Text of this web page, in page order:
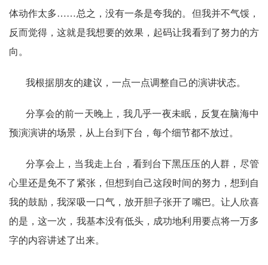
体动作太多……总之，没有一条是夸我的。但我并不气馁，
反而觉得，这就是我想要的效果，起码让我看到了努力的方
向。
我根据朋友的建议，一点一点调整自己的演讲状态。
分享会的前一天晚上，我几乎一夜未眠，反复在脑海中
预演演讲的场景，从上台到下台，每个细节都不放过。
分享会上，当我走上台，看到台下黑压压的人群，尽管
心里还是免不了紧张，但想到自己这段时间的努力，想到自
我的鼓励，我深吸一口气，放开胆子张开了嘴巴。让人欣喜
的是，这一次，我基本没有低头，成功地利用要点将一万多
字的内容讲述了出来。